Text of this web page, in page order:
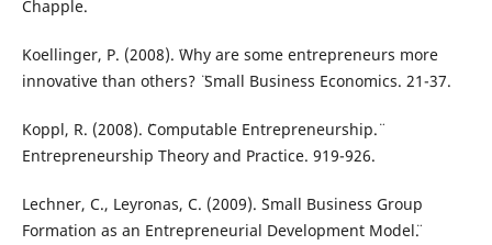
Chapple.
Koellinger, P. (2008). ¨Why are some entrepreneurs more
innovative than others? ¨ Small Business Economics. 21-37.
Koppl, R. (2008). ¨Computable Entrepreneurship.¨
Entrepreneurship Theory and Practice. 919-926.
Lechner, C., Leyronas, C. (2009). ¨Small Business Group
Formation as an Entrepreneurial Development Model¨.